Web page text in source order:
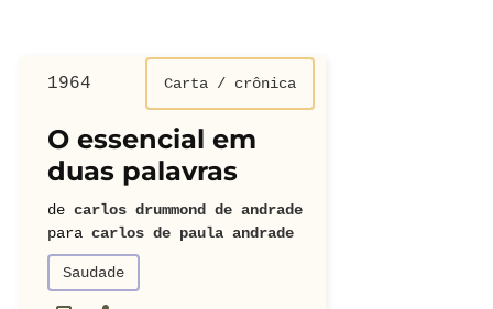
1964 Carta / crônica
O essencial em
duas palavras
de carlos drummond de andrade
para carlos de paula andrade
Saudade